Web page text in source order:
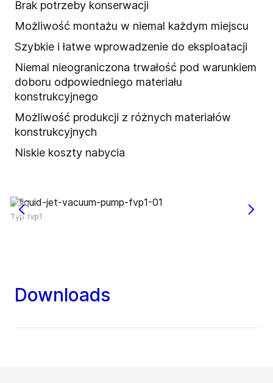
Brak potrzeby konserwacji
Możliwość montażu w niemal każdym miejscu
Szybkie i łatwe wprowadzenie do eksploatacji
Niemal nieograniczona trwałość pod warunkiem
doboru odpowiedniego materiału
konstrukcyjnego
Możliwość produkcji z różnych materiałów
konstrukcyjnych
Niskie koszty nabycia
Typ fvp1
Downloads